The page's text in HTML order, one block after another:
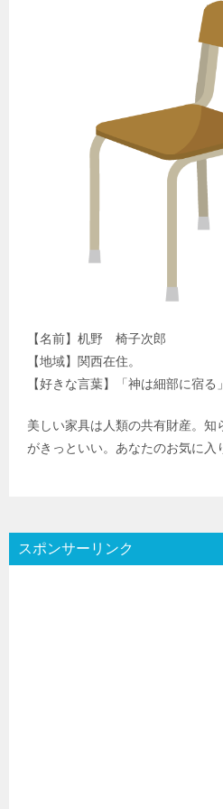
【名前】机野 椅子次郎
【地域】関西在住。
【好きな言葉】「神は細部に宿る」
美しい家具は人類の共有財産。知
がきっといい。あなたのお気に入
スポンサーリンク